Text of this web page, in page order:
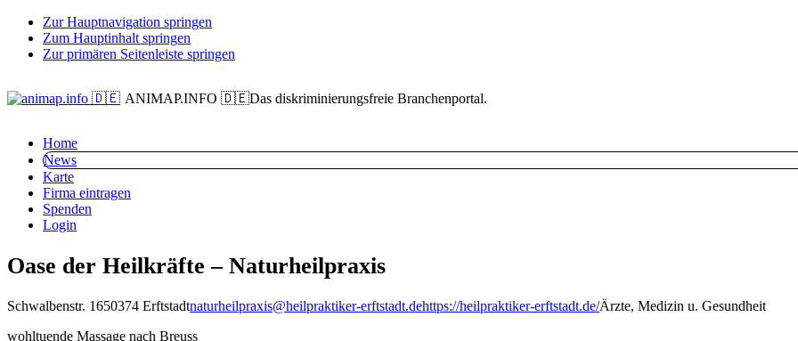
Zur Hauptnavigation springen
Zum Hauptinhalt springen
Zur primären Seitenleiste springen
ANIMAP.INFO 🇩🇪Das diskriminierungsfreie Branchenportal.
Home
News
Karte
Firma eintragen
Spenden
Login
Oase der Heilkräfte – Naturheilpraxis
Schwalbenstr. 1650374 Erftstadtnaturheilpraxis@heilpraktiker-erftstadt.dehttps://heilpraktiker-erftstadt.de/Ärzte, Medizin u. Gesundheit
wohltuende Massage nach Breuss